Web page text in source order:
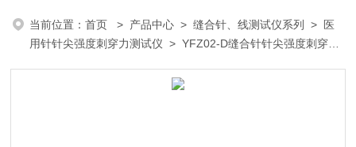
当前位置：首页 > 产品中心 >缝合针、线测试仪系列 > 医
用针针尖强度刺穿力测试仪 > YFZ02-D缝合针针尖强度刺穿力